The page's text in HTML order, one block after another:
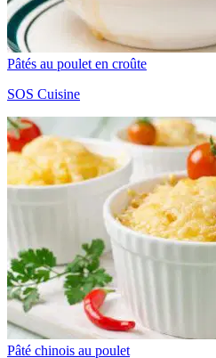
Pâtés au poulet en croûte
SOS Cuisine
Pâté chinois au poulet